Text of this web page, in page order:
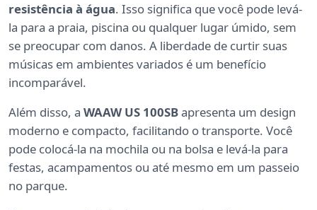
resistência à água. Isso significa que você pode levá-
la para a praia, piscina ou qualquer lugar úmido, sem
se preocupar com danos. A liberdade de curtir suas
músicas em ambientes variados é um benefício
incomparável.
Além disso, a WAAW US 100SBapresenta um design
moderno e compacto, facilitando o transporte. Você
pode colocá-la na mochila ou na bolsa e levá-la para
festas, acampamentos ou até mesmo em um passeio
no parque.